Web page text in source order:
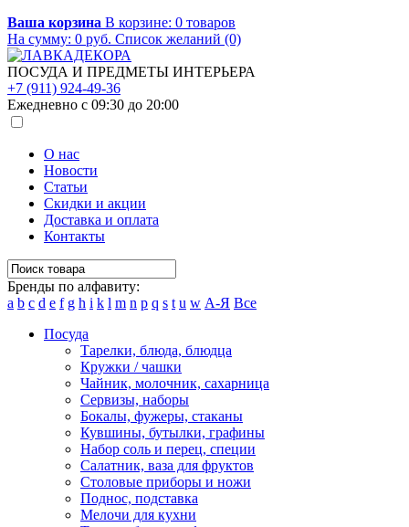
Ваша корзина В корзине: 0 товаров
На сумму: 0 руб. Список желаний (0)
ПОСУДА И ПРЕДМЕТЫ ИНТЕРЬЕРА
+7 (911) 924-49-36
Ежедневно с 09:30 до 20:00
О нас
Новости
Статьи
Скидки и акции
Доставка и оплата
Контакты
Бренды по алфавиту:
a b c d e f g h i k l m n p q s t u w А-Я Все
Посуда
Тарелки, блюда, блюдца
Кружки / чашки
Чайник, молочник, сахарница
Сервизы, наборы
Бокалы, фужеры, стаканы
Кувшины, бутылки, графины
Набор соль и перец, специи
Салатник, ваза для фруктов
Столовые приборы и ножи
Поднос, подставка
Мелочи для кухни